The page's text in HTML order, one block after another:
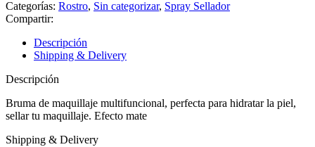
Categorías: Rostro, Sin categorizar, Spray Sellador
Compartir:
Descripción
Shipping & Delivery
Descripción
Bruma de maquillaje multifuncional, perfecta para hidratar la piel,
sellar tu maquillaje. Efecto mate
Shipping & Delivery